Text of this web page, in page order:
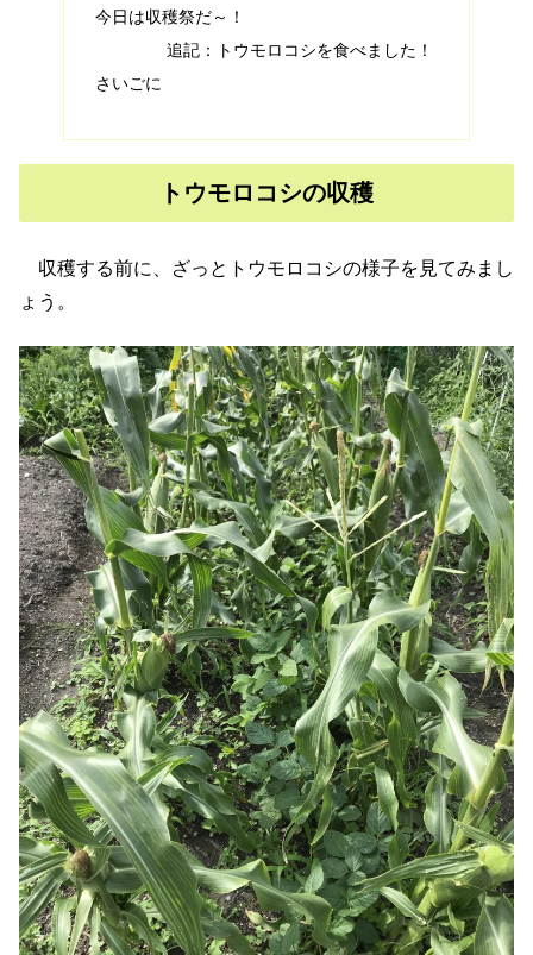
今日は収穫祭だ～！
追記：トウモロコシを食べました！
さいごに
トウモロコシの収穫
収穫する前に、ざっとトウモロコシの様子を見てみまし
ょう。